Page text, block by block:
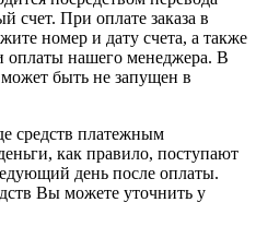
счет. При оплате заказа в
номер и дату счета, а также
оплаты нашего менеджера. В
быть не запущен в
средств платежным
как правило, поступают
день после оплаты.
Вы можете уточнить у